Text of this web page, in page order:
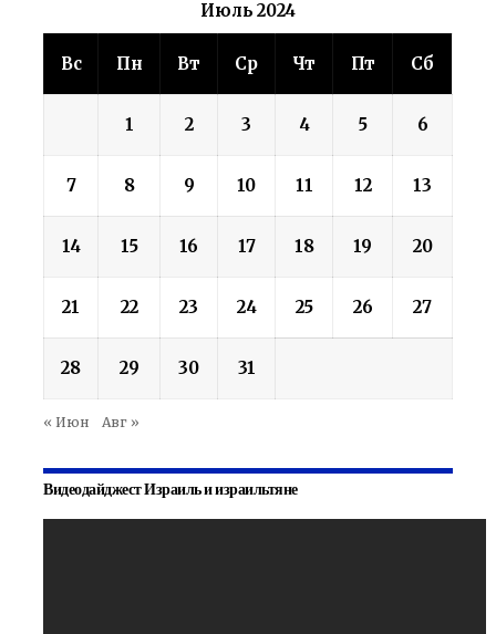
Июль 2024
Вс Пн Вт Ср Чт Пт Сб
1 2 3 4 5 6
7 8 9 10 11 12 13
14 15 16 17 18 19 20
21 22 23 24 25 26 27
28 29 30 31
« Июн Авг »
Видеодайджест Израиль и израильтяне